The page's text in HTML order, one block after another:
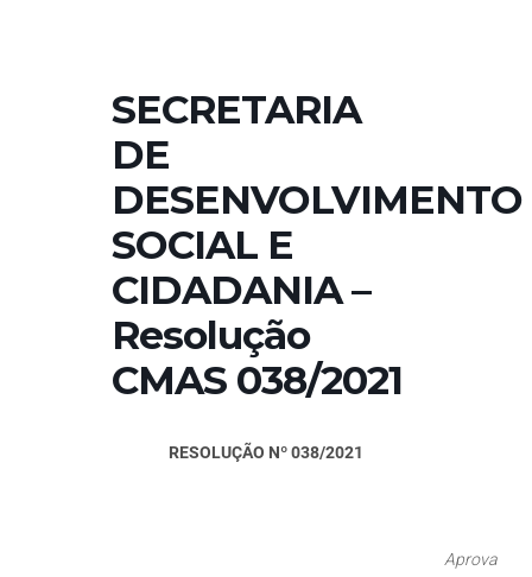
SECRETARIA
DE
DESENVOLVIMENTO
SOCIAL E
CIDADANIA –
Resolução
CMAS 038/2021
RESOLUÇÃO Nº 038/2021
Aprova